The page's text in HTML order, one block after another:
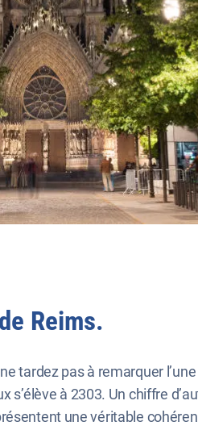
Reims.
tardez pas à remarquer
à 2303. Un chiffre
une véritable